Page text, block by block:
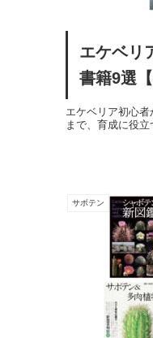
エケベリ
書籍9選
エケベリア初心
まで、育成に役立
サボテン